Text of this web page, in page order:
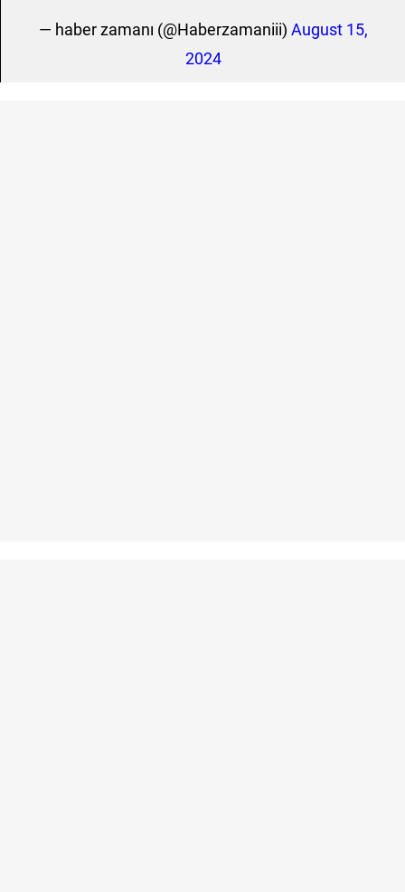
— haber zamanı (@Haberzamaniii) August 15,
2024